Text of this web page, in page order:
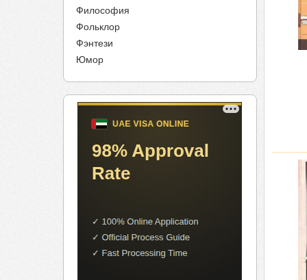
Философия
Фольклор
Фэнтези
Юмор